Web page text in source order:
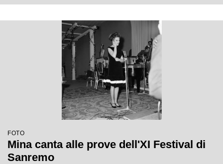
FOTO
Mina canta alle prove dell'XI Festival di
Sanremo